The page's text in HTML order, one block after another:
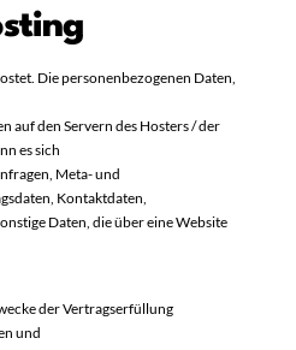
Die personenbezogenen Daten,
auf den Servern des Hosters / der
es sich
Meta- und
Kontaktdaten,
Daten, die über eine Website
der Vertragserfüllung
und